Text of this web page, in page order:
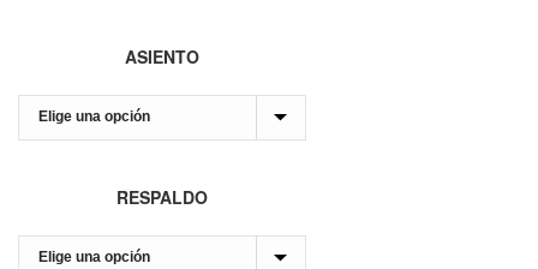
ASIENTO
RESPALDO